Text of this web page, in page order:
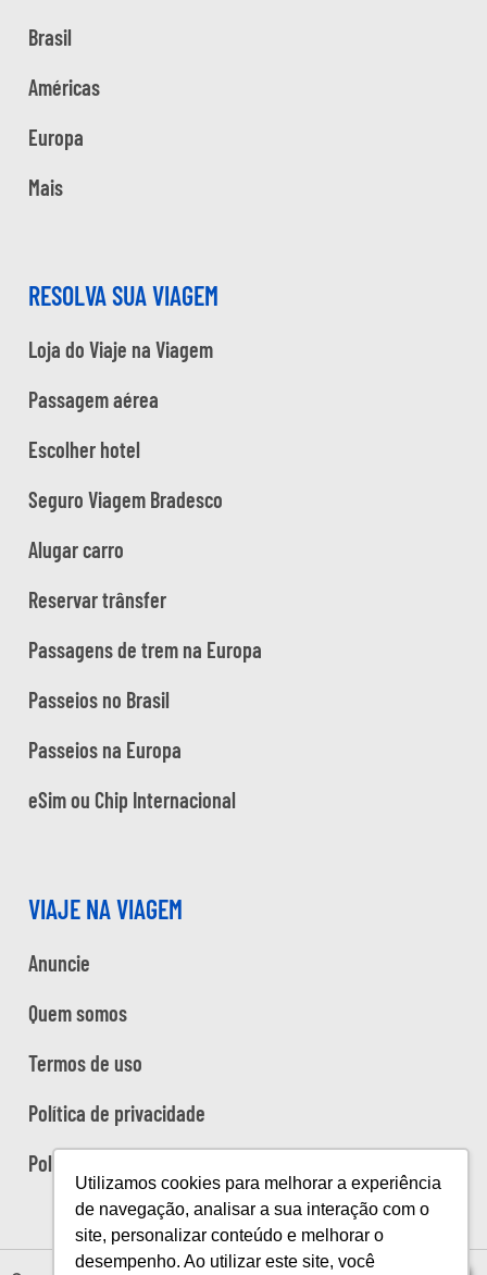
Utilizamos cookies para melhorar a experiência
de navegação, analisar a sua interação com o
site, personalizar conteúdo e melhorar o
desempenho. Ao utilizar este site, você
Brasil
Américas
Europa
Mais
RESOLVA SUA VIAGEM
Loja do Viaje na Viagem
Passagem aérea
Escolher hotel
Seguro Viagem Bradesco
Alugar carro
Reservar trânsfer
Passagens de trem na Europa
Passeios no Brasil
Passeios na Europa
eSim ou Chip Internacional
VIAJE NA VIAGEM
Anuncie
Quem somos
Termos de uso
Política de privacidade
Política de cookies